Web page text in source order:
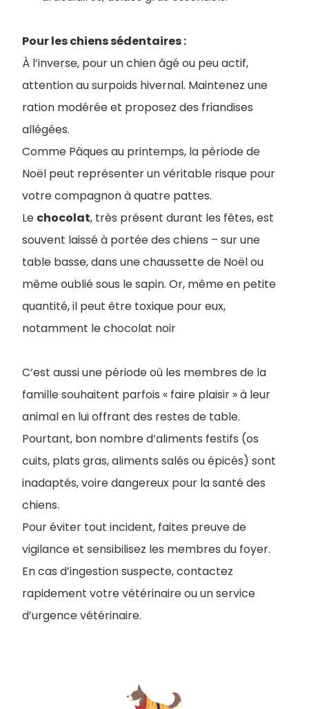
Pour les chiens sédentaires :
À l’inverse, pour un chien âgé ou peu actif,
attention au surpoids hivernal. Maintenez une
ration modérée et proposez des friandises
allégées.
Comme Pâques au printemps, la période de
Noël peut représenter un véritable risque pour
votre compagnon à quatre pattes.
Le chocolat, très présent durant les fêtes, est
souvent laissé à portée des chiens – sur une
table basse, dans une chaussette de Noël ou
même oublié sous le sapin. Or, même en petite
quantité, il peut être toxique pour eux,
notamment le chocolat noir
C’est aussi une période où les membres de la
famille souhaitent parfois « faire plaisir » à leur
animal en lui offrant des restes de table.
Pourtant, bon nombre d’aliments festifs (os
cuits, plats gras, aliments salés ou épicés) sont
inadaptés, voire dangereux pour la santé des
chiens.
Pour éviter tout incident, faites preuve de
vigilance et sensibilisez les membres du foyer.
En cas d’ingestion suspecte, contactez
rapidement votre vétérinaire ou un service
d’urgence vétérinaire.